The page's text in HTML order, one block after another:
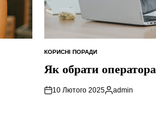
ОПУБЛІКУВАТИ
КОРИСНІ ПОРАДИ
Як обрати оператора
10 Лютого 2025
Опубліковано
admin